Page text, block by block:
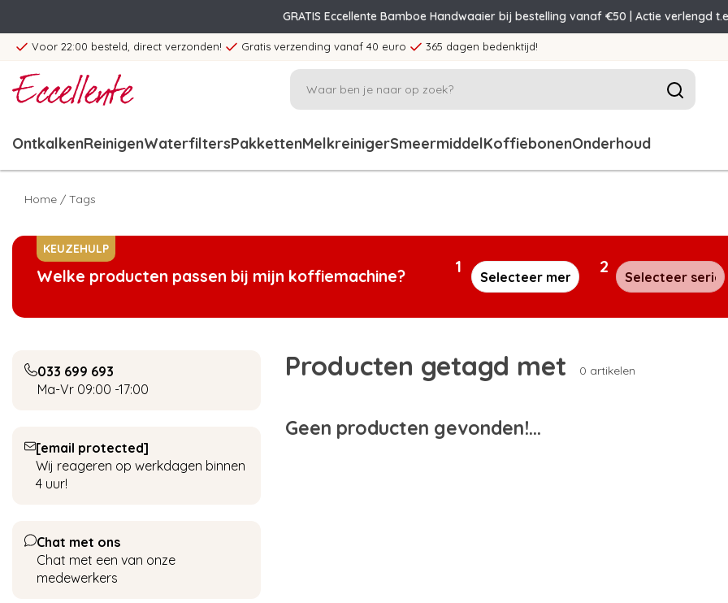
GRATIS Eccellente Bamboe Handwaaier bij bestelling vanaf €50 | Actie verlengd
Voor 22:00 besteld, direct verzonden! Gratis verzending vanaf 40 euro 365 dagen bedenktijd!
OntkalkenReinigenWaterfiltersPakkettenMelkreinigerSmeermiddelKoffiebonenOnderhoud
Home / Tags
KEUZEHULP
Welke producten passen bij mijn koffiemachine? 1 2
033 699 693
Ma-Vr 09:00 -17:00
[email protected]
Wij reageren op werkdagen binnen
4 uur!
Chat met ons
Chat met een van onze
medewerkers
Producten getagd met 0 artikelen
Geen producten gevonden!...